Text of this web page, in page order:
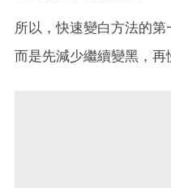
所以，快速變白方法的第
而是先減少繼續變黑，再